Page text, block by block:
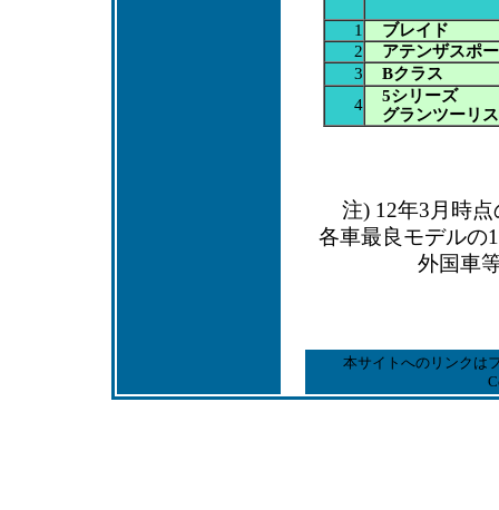
1
ブレイド
2
アテンザスポ
3
Bクラス
4
5シリーズ
グランツーリ
注) 12年3月時
各車最良モデルの
外国車
本サイトへのリンクは